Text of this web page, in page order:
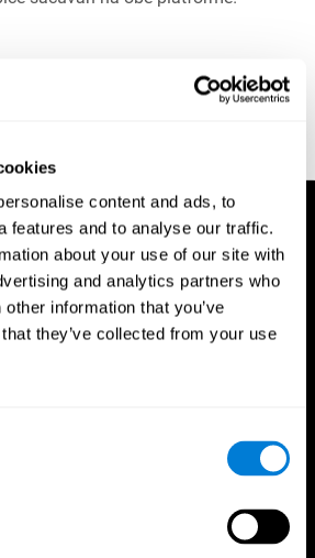
content and ads, to
features and to analyse our traffic.
about your use of our site with
and analytics partners who
information that you’ve
they’ve collected from your use